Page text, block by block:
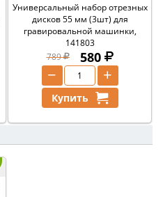
Универсальный набор отрезных
дисков 55 мм (3шт) для
гравировальной машинки,
141803
789
580
+
−
Купить